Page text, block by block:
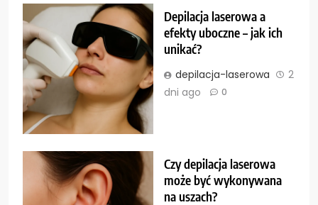
Depilacja laserowa a
efekty uboczne – jak ich
unikać?
depilacja-laserowa
2
dni ago
0
Czy depilacja laserowa
może być wykonywana
na uszach?